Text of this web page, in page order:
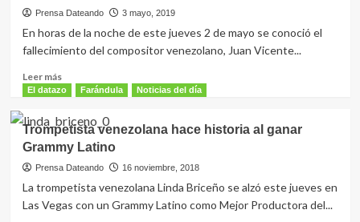
Prensa Dateando 3 mayo, 2019
En horas de la noche de este jueves 2 de mayo se conoció el
fallecimiento del compositor venezolano, Juan Vicente...
Leer másLeer
más
Falleció
el
maestro
Juan
Vicente
Torrealba
a
El datazo Farándula Noticias del día
Trompetista venezolana hace historia al ganar
Grammy Latino
Prensa Dateando 16 noviembre, 2018
La trompetista venezolana Linda Briceño se alzó este jueves en
Las Vegas con un Grammy Latino como Mejor Productora del...